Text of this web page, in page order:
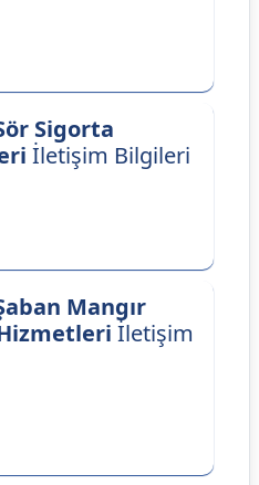
Sigorta
İletişim Bilgileri
Mangır
İletişim